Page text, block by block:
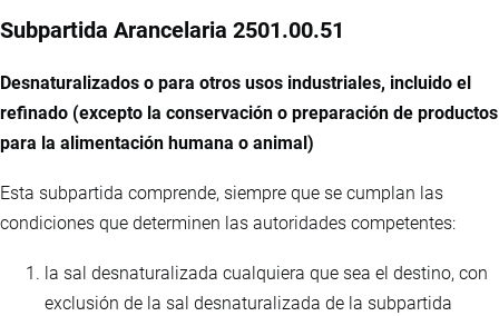
Subpartida Arancelaria 2501.00.51
Desnaturalizados o para otros usos industriales, incluido el
refinado (excepto la conservación o preparación de productos
para la alimentación humana o animal)
Esta subpartida comprende, siempre que se cumplan las
condiciones que determinen las autoridades competentes:
la sal desnaturalizada cualquiera que sea el destino, con
exclusión de la sal desnaturalizada de la subpartida